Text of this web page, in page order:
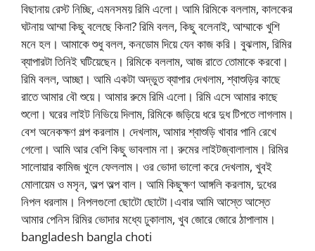
বিছানায় রেস্ট নিচ্ছি, এমনসময় রিমি এলো। আমি রিমিকে বললাম, কালকের
ঘটনায় আম্মা কিছু বলেছে কিনা? রিমি বলল, কিছু বলেনাই, আম্মাকে খুশি
মনে হল। আমাকে শুধু বলল, কনডোম দিয়ে যেন কাজ করি। বুঝলাম, রিমির
ব্যাপারটা তিনিই ঘটিয়েছেন। রিমিকে বললাম, আজ রাতে তোমাকে করবো।
রিমি বলল, আচ্ছা। আমি একটা অদ্ভুত ব্যাপার দেখলাম, শ্বাশুড়ির কাছে
রাতে আমার বৌ শুয়ে। আমার রুমে রিমি এলো। রিমি এসে আমার কাছে
শুলো। ঘরের লাইট নিভিয়ে দিলাম, রিমিকে জড়িয়ে ধরে দুধ টিপতে লাগলাম।
বেশ অনেকক্ষণ গল্প করলাম। দেখলাম, আমার শ্বাশুড়ি খাবার পানি রেখে
গেলো। আমি আর বেশি কিছু ভাবলাম না। রুমের লাইটজ্বালালাম। রিমির
সালোয়ার কামিজ খুলে ফেললাম। ওর ভোদা ভালো করে দেখলাম, খুবই
মোলায়েম ও মসৃন, অল্প অল্প বাল। আমি কিছুক্ষণ আঙ্গলি করলাম, দুধের
নিপল ধরলাম। নিপলগুলো ছোটো ছোটো।এবার আমি আস্তে আস্তে
আমার পেনিস রিমির ভোদার মধ্যে ঢুকালাম, খুব জোরে জোরে ঠাপালাম।
bangladesh bangla choti